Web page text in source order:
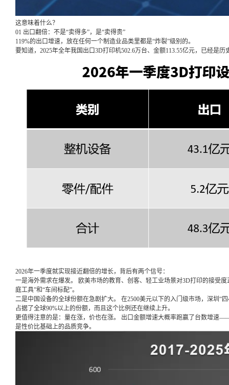
这意味着什么？
01 出口翻倍：不是“卖得多”，是“卖得贵”
119%的出口增速，放在任何一个制造业品类里都是“炸裂”级别的。
要知道，2025年全年我国出口3D打印机502.6万台、金额113.55亿元，已经是历
2026年一季度就实现接近翻倍的增长，背后有两个信号：
一是海外需求在爆发。 欧美市场的教育、创客、轻工业场景对3D打印的接受
庭工具”和“车间标配”。
二是中国设备的全球份额在急剧扩大。 在2500美元以下的入门级市场，深圳“
占据了全球90%以上的份额，而且这个比例还在继续上升。
更值得注意的是：量在涨，价也在涨。 出口金额增速大概率跑赢了台数增速
是性价比基础上的品质竞争。